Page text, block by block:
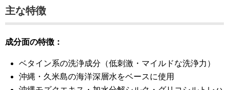
主な特徴
成分面の特徴：
ベタイン系の洗浄成分（低刺激・マイルドな洗浄力）
沖縄・久米島の海洋深層水をベースに使用